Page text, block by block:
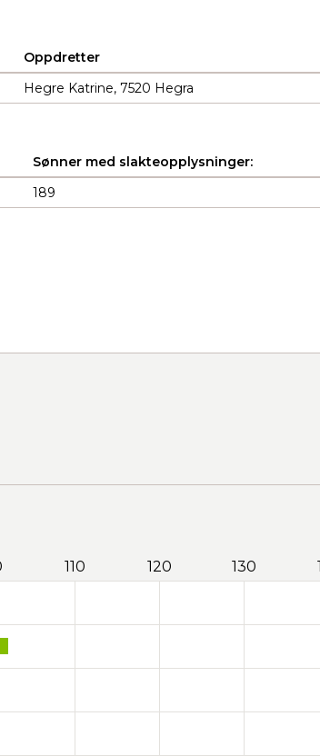
Oppdretter
Hegre Katrine, 7520 Hegra
Sønner med slakteopplysninger:
189
110 120 130